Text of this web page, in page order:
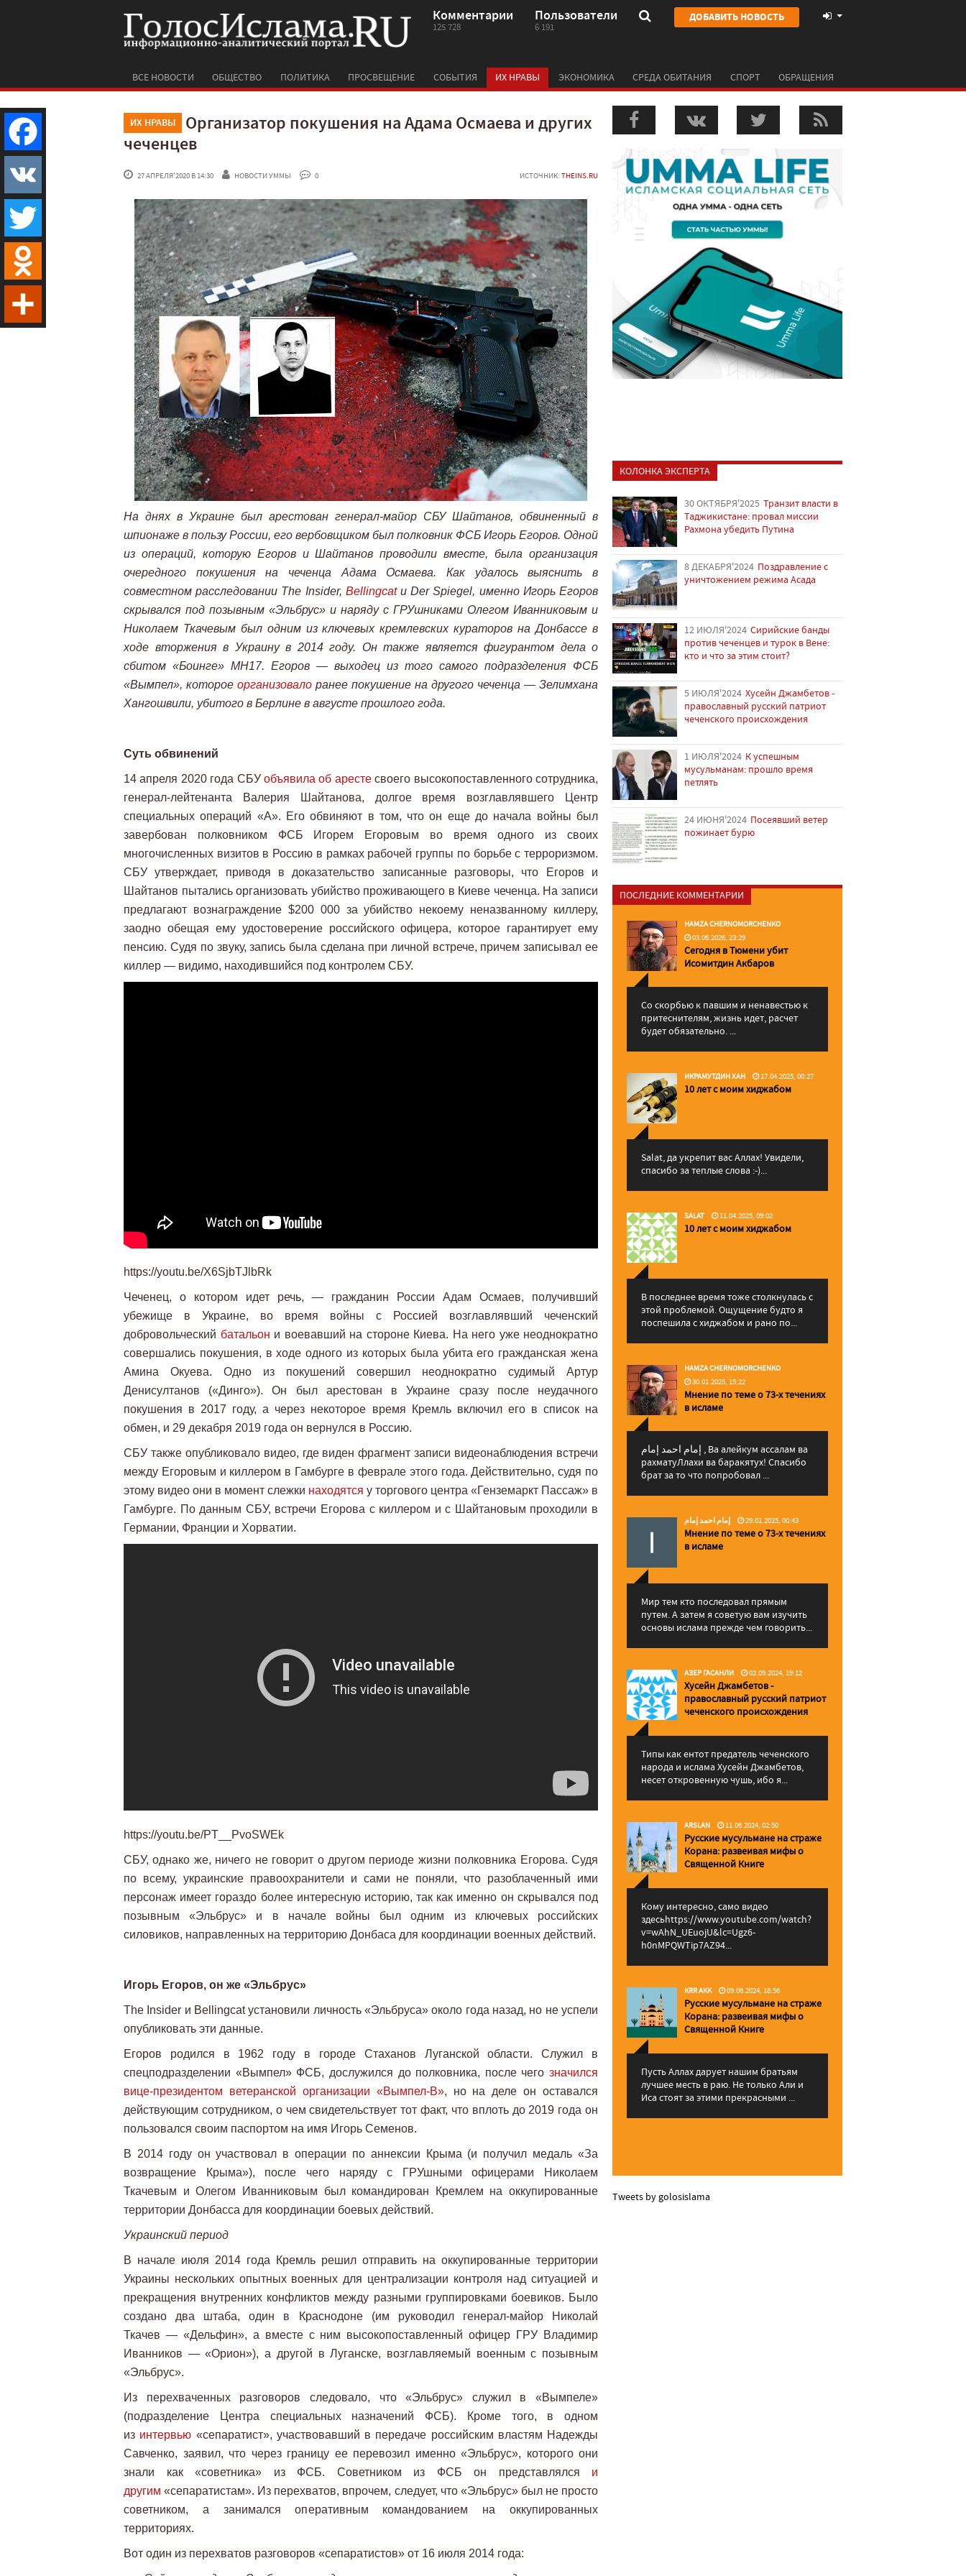
Комментарии
125 728
Пользователи
6 191
ДОБАВИТЬ НОВОСТЬ
ВСЕ НОВОСТИ ОБЩЕСТВО ПОЛИТИКА ПРОСВЕЩЕНИЕ СОБЫТИЯ ИХ НРАВЫ ЭКОНОМИКА СРЕДА ОБИТАНИЯ СПОРТ ОБРАЩЕНИЯ
ИХ НРАВЫ
Организатор покушения на Адама Осмаева и других
чеченцев
27 АПРЕЛЯ'2020 В 14:30 НОВОСТИ УММЫ 0 ИСТОЧНИК: THEINS.RU
На днях в Украине был арестован генерал-майор СБУ Шайтанов, обвиненный в
шпионаже в пользу России, его вербовщиком был полковник ФСБ Игорь Егоров. Одной
из операций, которую Егоров и Шайтанов проводили вместе, была организация
очередного покушения на чеченца Адама Осмаева. Как удалось выяснить в
совместном расследовании The Insider, Bellingcatи Der Spiegel, именно Игорь Егоров
скрывался под позывным «Эльбрус» и наряду с ГРУшниками Олегом Иванниковым и
Николаем Ткачевым был одним из ключевых кремлевских кураторов на Донбассе в
ходе вторжения в Украину в 2014 году. Он также является фигурантом дела о
сбитом «Боинге» MH17. Егоров — выходец из того самого подразделения ФСБ
«Вымпел», которое организовало ранее покушение на другого чеченца — Зелимхана
Хангошвили, убитого в Берлине в августе прошлого года.
Суть обвинений
14 апреля 2020 года СБУ объявила об арестесвоего высокопоставленного сотрудника,
генерал-лейтенанта Валерия Шайтанова, долгое время возглавлявшего Центр
специальных операций «А». Его обвиняют в том, что он еще до начала войны был
завербован полковником ФСБ Игорем Егоровым во время одного из своих
многочисленных визитов в Россию в рамках рабочей группы по борьбе с терроризмом.
СБУ утверждает, приводя в доказательство записанные разговоры, что Егоров и
Шайтанов пытались организовать убийство проживающего в Киеве чеченца. На записи
предлагают вознаграждение $200 000 за убийство некоему неназванному киллеру,
заодно обещая ему удостоверение российского офицера, которое гарантирует ему
пенсию. Судя по звуку, запись была сделана при личной встрече, причем записывал ее
киллер — видимо, находившийся под контролем СБУ.
https://youtu.be/X6SjbTJlbRk
Чеченец, о котором идет речь, — гражданин России Адам Осмаев, получивший
убежище в Украине, во время войны с Россией возглавлявший чеченский
добровольческий батальон и воевавший на стороне Киева. На него уже неоднократно
совершались покушения, в ходе одного из которых была убита его гражданская жена
Амина Окуева. Одно из покушений совершил неоднократно судимый Артур
Денисултанов («Динго»). Он был арестован в Украине сразу после неудачного
покушения в 2017 году, а через некоторое время Кремль включил его в список на
обмен, и 29 декабря 2019 года он вернулся в Россию.
СБУ также опубликовало видео, где виден фрагмент записи видеонаблюдения встречи
между Егоровым и киллером в Гамбурге в феврале этого года. Действительно, судя по
этому видео они в момент слежки находятся у торгового центра «Генземаркт Пассаж» в
Гамбурге. По данным СБУ, встречи Егорова с киллером и с Шайтановым проходили в
Германии, Франции и Хорватии.
https://youtu.be/PT__PvoSWEk
СБУ, однако же, ничего не говорит о другом периоде жизни полковника Егорова. Судя
по всему, украинские правоохранители и сами не поняли, что разоблаченный ими
персонаж имеет гораздо более интересную историю, так как именно он скрывался под
позывным «Эльбрус» и в начале войны был одним из ключевых российских
силовиков, направленных на территорию Донбаса для координации военных действий.
Игорь Егоров, он же «Эльбрус»
The Insider и Bellingcat установили личность «Эльбруса» около года назад, но не успели
опубликовать эти данные.
Егоров родился в 1962 году в городе Стаханов Луганской области. Служил в
спецподразделении «Вымпел» ФСБ, дослужился до полковника, после чего значился
вице-президентом ветеранской организации «Вымпел-В», но на деле он оставался
действующим сотрудником, о чем свидетельствует тот факт, что вплоть до 2019 года он
пользовался своим паспортом на имя Игорь Семенов.
В 2014 году он участвовал в операции по аннексии Крыма (и получил медаль «За
возвращение Крыма»), после чего наряду с ГРУшными офицерами Николаем
Ткачевым и Олегом Иванниковым был командирован Кремлем на оккупированные
территории Донбасса для координации боевых действий.
Украинский период
В начале июля 2014 года Кремль решил отправить на оккупированные территории
Украины нескольких опытных военных для централизации контроля над ситуацией и
прекращения внутренних конфликтов между разными группировками боевиков. Было
создано два штаба, один в Краснодоне (им руководил генерал-майор Николай
Ткачев — «Дельфин», а вместе с ним высокопоставленный офицер ГРУ Владимир
Иванников — «Орион»), а другой в Луганске, возглавляемый военным с позывным
«Эльбрус».
Из перехваченных разговоров следовало, что «Эльбрус» служил в «Вымпеле»
(подразделение Центра специальных назначений ФСБ). Кроме того, в одном
из интервью «сепаратист», участвовавший в передаче российским властям Надежды
Савченко, заявил, что через границу ее перевозил именно «Эльбрус», которого они
знали как «советника» из ФСБ. Советником из ФСБ он представлялся и
другим «сепаратистам». Из перехватов, впрочем, следует, что «Эльбрус» был не просто
советником, а занимался оперативным командованием на оккупированных
территориях.
Вот один из перехватов разговоров «сепаратистов» от 16 июля 2014 года:
КОЛОНКА ЭКСПЕРТА
30 ОКТЯБРЯ'2025 Транзит власти в
Таджикистане: провал миссии
Рахмона убедить Путина
8 ДЕКАБРЯ'2024 Поздравление с
уничтожением режима Асада
12 ИЮЛЯ'2024 Сирийские банды
против чеченцев и турок в Вене:
кто и что за этим стоит?
5 ИЮЛЯ'2024 Хусейн Джамбетов -
православный русский патриот
чеченского происхождения
1 ИЮЛЯ'2024 К успешным
мусульманам: прошло время
петлять
24 ИЮНЯ'2024 Посеявший ветер
пожинает бурю
ПОСЛЕДНИЕ КОММЕНТАРИИ
HAMZA CHERNOMORCHENKO
03.06.2026, 23:29
Сегодня в Тюмени убит
Исомитдин Акбаров
Со скорбью к павшим и ненавестью к
притеснителям, жизнь идет, расчет
будет обязательно. ...
ИКРАМУТДИН ХАН 17.04.2025, 00:27
10 лет с моим хиджабом
Salat, да укрепит вас Аллаx! Увидели,
спасибо за теплые слова :-)...
SALAT 11.04.2025, 09:02
10 лет с моим хиджабом
В последнее время тоже столкнулась с
этой проблемой. Ощущение будто я
поспешила с хиджабом и рано по...
HAMZA CHERNOMORCHENKO
30.01.2025, 15:22
Мнение по теме о 73-х течениях
в исламе
إمام احمد إمام , Ва алейкум ассалам ва
рахматуЛлахи ва баракятух! Спасибо
брат за то что попробовал ...
إمام احمد إمام 29.01.2025, 00:43
Мнение по теме о 73-х течениях
в исламе
Мир тем кто последовал прямым
путем. А затем я советую вам изучить
основы ислама прежде чем говорить...
АЗЕР ГАСАНЛИ 02.09.2024, 19:12
Хусейн Джамбетов -
православный русский патриот
чеченского происхождения
Типы как ентот предатель чеченского
народа и ислама Хусейн Джамбетов,
несет откровенную чушь, ибо я...
ARSLAN 11.06.2024, 02:50
Русские мусульмане на страже
Корана: pазвеивая мифы о
Священной Книге
Кому интересно, само видео
здесьhttps://www.youtube.com/watch?
v=wAhN_UEuojU&lc=Ugz6-
h0nMPQWTip7AZ94...
KRR AKK 09.06.2024, 18:56
Русские мусульмане на страже
Корана: pазвеивая мифы о
Священной Книге
Пусть Аллах дарует нашим братьям
лучшее месть в раю. Не только Али и
Иса стоят за этими прекрасными ...
Tweets by golosislama
Facebook
VK
Twitter
Odnoklassniki